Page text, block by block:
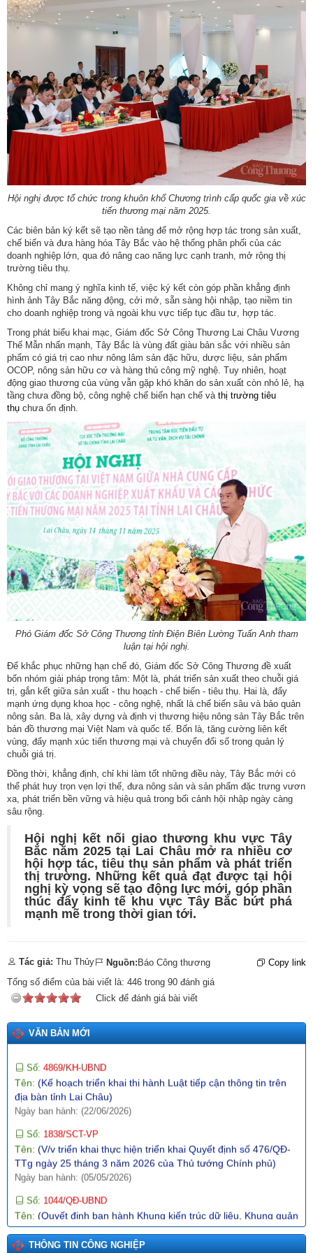
Hội nghị được tổ chức trong khuôn khổ Chương trình cấp quốc gia về xúc
tiến thương mại năm 2025.
Các biên bản ký kết sẽ tạo nền tảng để mở rộng hợp tác trong sản xuất,
chế biến và đưa hàng hóa Tây Bắc vào hệ thống phân phối của các
doanh nghiệp lớn, qua đó nâng cao năng lực cạnh tranh, mở rộng thị
trường tiêu thụ.
Không chỉ mang ý nghĩa kinh tế, việc ký kết còn góp phần khẳng định
hình ảnh Tây Bắc năng động, cởi mở, sẵn sàng hội nhập, tạo niềm tin
cho doanh nghiệp trong và ngoài khu vực tiếp tục đầu tư, hợp tác.
Trong phát biểu khai mạc, Giám đốc Sở Công Thương Lai Châu Vương
Thế Mẫn nhấn mạnh, Tây Bắc là vùng đất giàu bản sắc với nhiều sản
phẩm có giá trị cao như nông lâm sản đặc hữu, dược liệu, sản phẩm
OCOP, nông sản hữu cơ và hàng thủ công mỹ nghệ. Tuy nhiên, hoạt
động giao thương của vùng vẫn gặp khó khăn do sản xuất còn nhỏ lẻ, hạ
tầng chưa đồng bộ, công nghệ chế biến hạn chế và thị trường tiêu
thụ chưa ổn định.
Phó Giám đốc Sở Công Thương tỉnh Điện Biên Lường Tuấn Anh tham
luận tại hội nghị.
Để khắc phục những hạn chế đó, Giám đốc Sở Công Thương đề xuất
bốn nhóm giải pháp trọng tâm: Một là, phát triển sản xuất theo chuỗi giá
trị, gắn kết giữa sản xuất - thu hoạch - chế biến - tiêu thụ. Hai là, đẩy
mạnh ứng dụng khoa học - công nghệ, nhất là chế biến sâu và bảo quản
nông sản. Ba là, xây dựng và định vị thương hiệu nông sản Tây Bắc trên
bản đồ thương mại Việt Nam và quốc tế. Bốn là, tăng cường liên kết
vùng, đẩy mạnh xúc tiến thương mại và chuyển đổi số trong quản lý
chuỗi giá trị.
Đồng thời, khẳng định, chỉ khi làm tốt những điều này, Tây Bắc mới có
thể phát huy trọn vẹn lợi thế, đưa nông sản và sản phẩm đặc trưng vươn
xa, phát triển bền vững và hiệu quả trong bối cảnh hội nhập ngày càng
sâu rộng.
Hội nghị kết nối giao thương khu vực Tây
Bắc năm 2025 tại Lai Châu mở ra nhiều cơ
hội hợp tác, tiêu thụ sản phẩm và phát triển
thị trường. Những kết quả đạt được tại hội
nghị kỳ vọng sẽ tạo động lực mới, góp phần
thúc đẩy kinh tế khu vực Tây Bắc bứt phá
mạnh mẽ trong thời gian tới.
Tác giả: Thu Thủy Nguồn: Báo Công thương
Copy link
Tổng số điểm của bài viết là: 446 trong 90 đánh giá
Click để đánh giá bài viết
VĂN BẢN MỚI
Số:1792/KH-SCT
Tên:(Kế hoạch thực hiện Nghị quyết số 57-NQ/TW, ngày
22/12/2024 của Bộ Chính trị về đột phá phát triển khoa học,
công nghệ, đổi mới sáng tạo và chuyển đổi số quốc gia năm
2026)
Ngày ban hành: (09/05/2026)
Tên:(Tuyên truyền, phổ biến thông tin Sổ tay hướng dẫn thực
thi, hỏi đáp các quy định SPS trong xuất khẩu nông - lâm - thủy
sản vào thị trường EU)
Ngày ban hành: (12/07/2026)
Số:1771/SCT-VP
Tên:(V/v triển khai thực hiện Thông báo số 01-TB/CQTTBCĐ
Ngày ban hành: (09/05/2026)
Số:142/2026/NĐ-CP
Tên:(Nghị định quy định chi tiết một số điều và biện pháp thi
Ngày ban hành: (19/05/2026)
Tên:(Kế hoạch triển khai thi hành Luật tiếp cận thông tin trên
địa bàn tỉnh Lai Châu)
Ngày ban hành: (22/06/2026)
Số: 1838/SCT-VP
Tên:(V/v triển khai thực hiện triển khai Quyết định số 476/QĐ-
TTg ngày 25 tháng 3 năm 2026 của Thủ tướng Chính phủ)
Ngày ban hành: (05/05/2026)
Số: 1044/QĐ-UBND
Tên:(Quyết định ban hành Khung kiến trúc dữ liệu, Khung quản
trị, quản lý dữ liệu, Từ điển dữ liệu, Danh mục dữ liệu chủ, danh
mục dữ liệu dùng chung tỉnh Lai Châu)
Ngày ban hành: (09/07/2026)
THÔNG TIN CÔNG NGHIỆP